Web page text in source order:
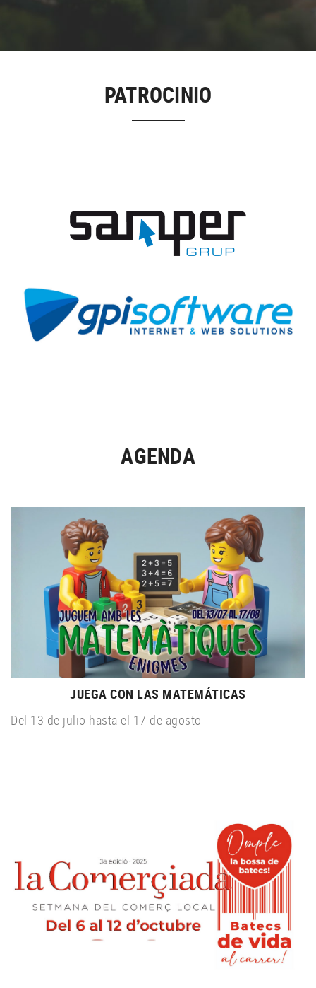
PATROCINIO
AGENDA
JUEGA CON LAS MATEMÁTICAS
Del 13 de julio hasta el 17 de agosto